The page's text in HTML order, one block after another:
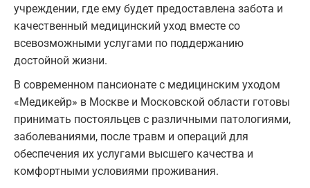
учреждении, где ему будет предоставлена забота и
качественный медицинский уход вместе со
всевозможными услугами по поддержанию
достойной жизни.
В современном пансионате с медицинским уходом
«Медикейр» в Москве и Московской области готовы
принимать постояльцев с различными патологиями,
заболеваниями, после травм и операций для
обеспечения их услугами высшего качества и
комфортными условиями проживания.